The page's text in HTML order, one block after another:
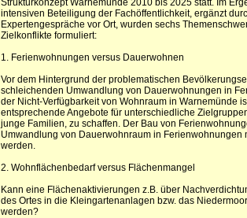
Strukturkonzept Warnemünde 2010 bis 2025 statt. Im
intensiven Beteiligung der Fachöffentlichkeit, ergänzt
Expertengespräche vor Ort, wurden sechs
Zielkonflikte formuliert:
1. Ferienwohnungen versus Dauerwohnen
Vor dem Hintergrund der problematischen
schleichenden Umwandlung von Dauerwohnungen in
der Nicht-Verfügbarkeit von Wohnraum in Warnemünde
entsprechende Angebote für unterschiedliche
junge Familien, zu schaffen. Der Bau von
Umwandlung von Dauerwohnraum in Ferienwohnungen
werden.
2. Wohnflächenbedarf versus Flächenmangel
Kann eine Flächenaktivierungen z.B. über
des Ortes in die Kleingartenanlagen bzw. das
werden?